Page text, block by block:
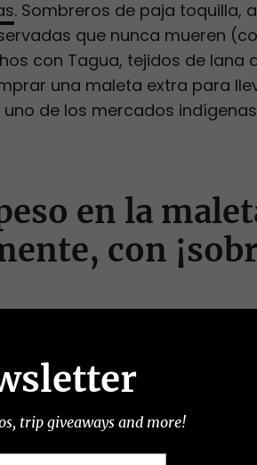
. Sombreros de paja toquilla,
que nunca mueren
con Tagua, tejidos de lana
una maleta extra para
de los mercados
en la
con
país, pero la comida,
el hornado, los bolones, el
y tantos platos más,
turísticas te harán
trip giveaways and more!